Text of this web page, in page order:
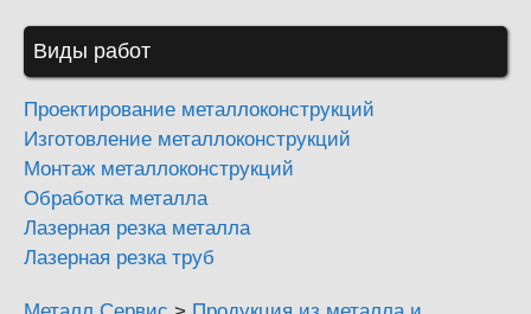
Виды работ
Проектирование металлоконструкций
Изготовление металлоконструкций
Монтаж металлоконструкций
Обработка металла
Лазерная резка металла
Лазерная резка труб